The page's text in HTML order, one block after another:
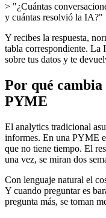
> "¿Cuántas
y cuántas resolvió la IA?"
Y recibes la respuesta,
tabla correspondiente. La
sobre tus datos y te
Por qué
PYME
El analytics tradicional
informes. En una PYME
que no tiene tiempo. El
una vez, se miran dos
Con lenguaje natural el
Y cuando preguntar es
pregunta más, se toman